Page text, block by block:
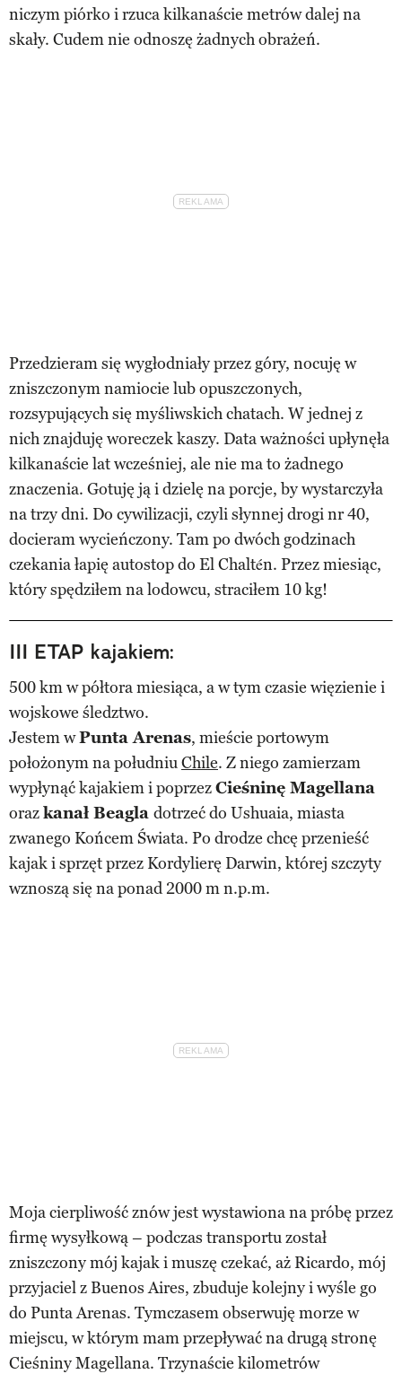
niczym piórko i rzuca kilkanaście metrów dalej na
skały. Cudem nie odnoszę żadnych obrażeń.
Przedzieram się wygłodniały przez góry, nocuję w
zniszczonym namiocie lub opuszczonych,
rozsypujących się myśliwskich chatach. W jednej z
nich znajduję woreczek kaszy. Data ważności upłynęła
kilkanaście lat wcześniej, ale nie ma to żadnego
znaczenia. Gotuję ją i dzielę na porcje, by wystarczyła
na trzy dni. Do cywilizacji, czyli słynnej drogi nr 40,
docieram wycieńczony. Tam po dwóch godzinach
czekania łapię autostop do El Chaltén. Przez miesiąc,
który spędziłem na lodowcu, straciłem 10 kg!
III ETAP kajakiem:
500 km w półtora miesiąca, a w tym czasie więzienie i
wojskowe śledztwo.
Jestem wPunta Arenas, mieście portowym
położonym na południuChile. Z niego zamierzam
wypłynąć kajakiem i poprzezCieśninę Magellana
orazkanał Beagla dotrzeć do Ushuaia, miasta
zwanego Końcem Świata. Po drodze chcę przenieść
kajak i sprzęt przez Kordylierę Darwin, której szczyty
wznoszą się na ponad 2000 m n.p.m.
Moja cierpliwość znów jest wystawiona na próbę przez
firmę wysyłkową – podczas transportu został
zniszczony mój kajak i muszę czekać, aż Ricardo, mój
przyjaciel z Buenos Aires, zbuduje kolejny i wyśle go
do Punta Arenas. Tymczasem obserwuję morze w
miejscu, w którym mam przepływać na drugą stronę
Cieśniny Magellana. Trzynaście kilometrów